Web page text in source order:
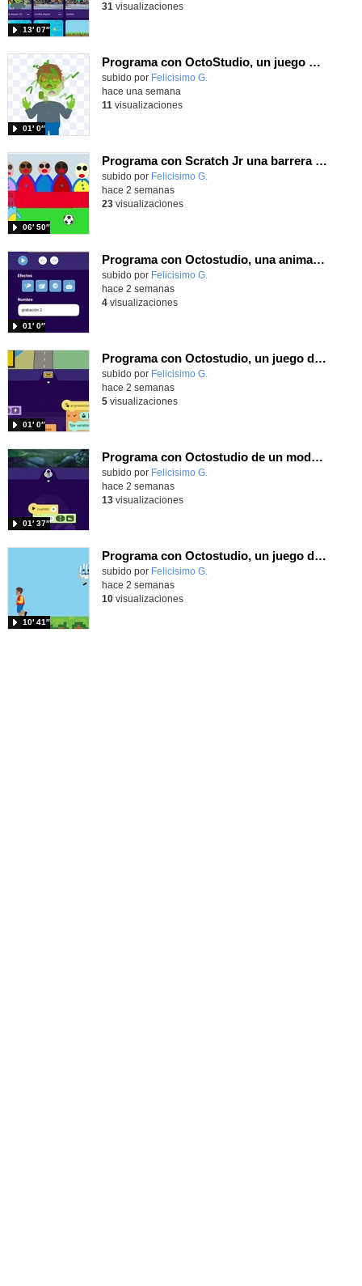
13′ 07″
31 visualizaciones
Programa con OctoStudio, un juego homenajeando al House of the dead con Zombies
Contenido educativo.
subido por Felicisimo G.
01′ 0″
hace una semana
11 visualizaciones
Programa con Scratch Jr una barrera que se desplaza para dar sensación de movimiento
Contenido educativo.
subido por Felicisimo G.
06′ 50″
hace 2 semanas
23visualizaciones
Programa con Octostudio, una animación utilizando la cámara para una foto y audio y texto para comunicar.
Contenido educativo.
subido por Felicisimo G.
01′ 0″
hace 2 semanas
4visualizaciones
Programa con Octostudio, un juego de Educación Víal cruzando un paso de cebra.
Contenido educativo.
subido por Felicisimo G.
01′ 0″
hace 2 semanas
5visualizaciones
Programa con Octostudio de un modo sencillo, offline y gratuito
Contenido educativo.
subido por Felicisimo G.
01′ 37″
hace 2 semanas
13visualizaciones
Programa con Octostudio, un juego de 4 personajes ganando la copa del mundo saltando y esquivando rivales.
Contenido educativo.
subido por Felicisimo G.
10′ 41″
hace 2 semanas
10visualizaciones